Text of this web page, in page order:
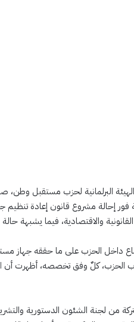
البرلمانية لحزب مستقبل وطن،
إحالة مشروع قانون إعادة تنظيم
والاقتصادية، فيما يشبهة حالة
داخل الحزب على ما حققه جهاز
الحزب، كلٌ وفق تخصصه، أظهرت أن
من لجنة الشئون الدستورية